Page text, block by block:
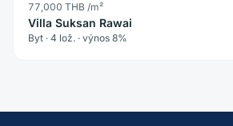
77,000 THB /m²
Villa Suksan Rawai
Byt · 4 lož. · výnos 8%